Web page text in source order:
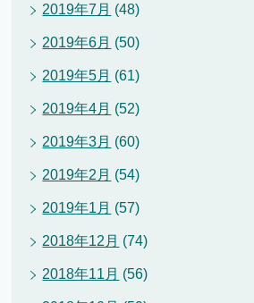
2019年7月 (48)
2019年6月 (50)
2019年5月 (61)
2019年4月 (52)
2019年3月 (60)
2019年2月 (54)
2019年1月 (57)
2018年12月 (74)
2018年11月 (56)